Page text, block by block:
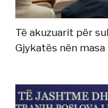
Të akuzuarit për
Gjykatës nën